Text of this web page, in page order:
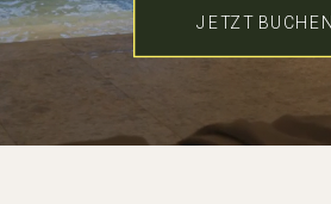
JETZT BUCHEN